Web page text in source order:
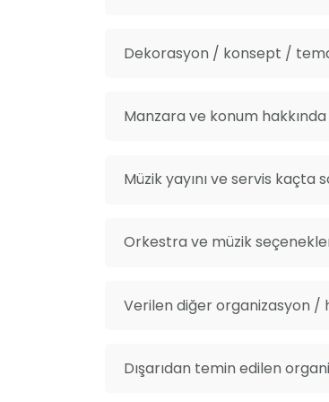
Dekorasyon / konsept /
Manzara ve konum
Müzik yayını ve servis kaçta
Orkestra ve müzik
Verilen diğer organizasyon
Dışarıdan temin edilen